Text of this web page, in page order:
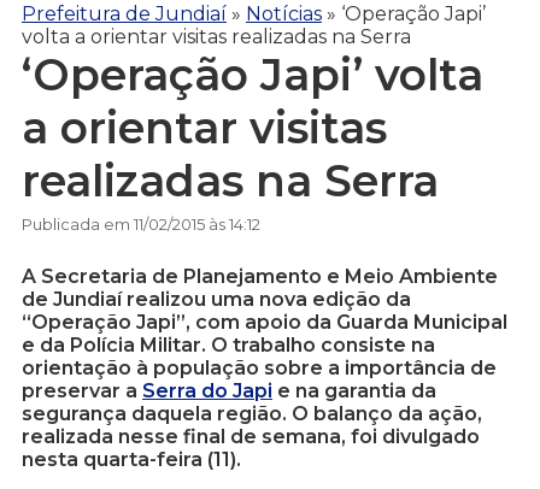
Prefeitura de Jundiaí » Notícias » ‘Operação Japi’
volta a orientar visitas realizadas na Serra
‘Operação Japi’ volta
a orientar visitas
realizadas na Serra
Publicada em 11/02/2015 às 14:12
A Secretaria de Planejamento e Meio Ambiente
de Jundiaí realizou uma nova edição da
“Operação Japi”, com apoio da Guarda Municipal
e da Polícia Militar. O trabalho consiste na
orientação à população sobre a importância de
preservar a Serra do Japi e na garantia da
segurança daquela região. O balanço da ação,
realizada nesse final de semana, foi divulgado
nesta quarta-feira (11).